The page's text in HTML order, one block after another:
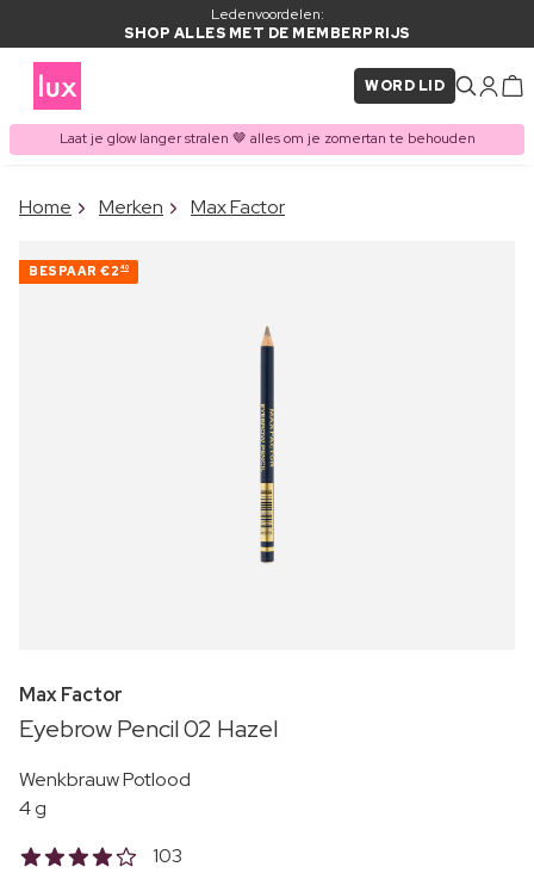
Ledenvoordelen:
SHOP ALLES MET DE MEMBERPRIJS
WORD LID
Laat je glow langer stralen 🤎 alles om je zomertan te behouden
ITEM TOEGEVOEGD AAN
Home Merken Max Factor
BESPAAR €2 40
Max Factor
Eyebrow Pencil 02 Hazel
Wenkbrauw Potlood
4 g
103